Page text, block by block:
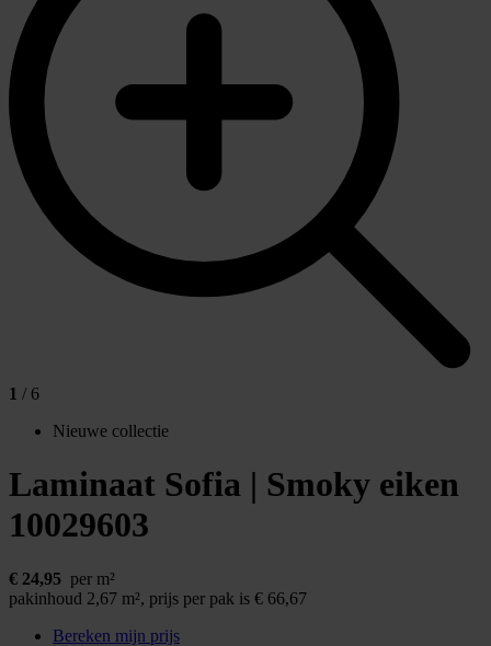
1 / 6
Nieuwe collectie
Laminaat Sofia | Smoky eiken
10029603
€ 24,95 per m²
pakinhoud 2,67 m², prijs per pak is € 66,67
Bereken mijn prijs